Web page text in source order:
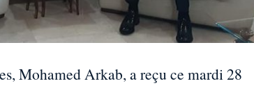
Mohamed Arkab, a reçu ce mardi 28